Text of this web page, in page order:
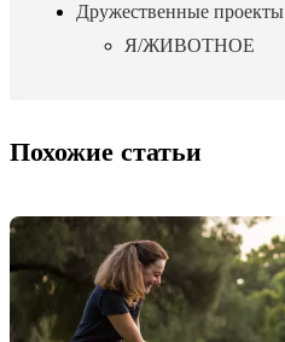
Дружественные проекты
Я/ЖИВОТНОЕ
Похожие статьи